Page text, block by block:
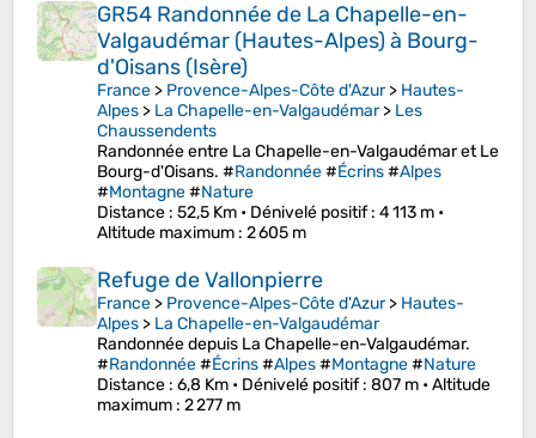
GR54 Randonnée de La Chapelle-en-
Valgaudémar (Hautes-Alpes) à Bourg-
d'Oisans (Isère)
France > Provence-Alpes-Côte d'Azur> Hautes-
Alpes > La Chapelle-en-Valgaudémar> Les
Chaussendents
Randonnée entre La Chapelle-en-Valgaudémar et Le
Bourg-d'Oisans. #Randonnée#Écrins#Alpes
#Montagne#Nature
Distance : 52,5 Km • Dénivelé positif: 4 113 m •
Altitude maximum : 2 605 m
Refuge de Vallonpierre
France > Provence-Alpes-Côte d'Azur> Hautes-
Alpes > La Chapelle-en-Valgaudémar
Randonnée depuis La Chapelle-en-Valgaudémar.
#Randonnée#Écrins#Alpes#Montagne#Nature
Distance : 6,8 Km • Dénivelé positif: 807 m •Altitude
maximum : 2 277 m